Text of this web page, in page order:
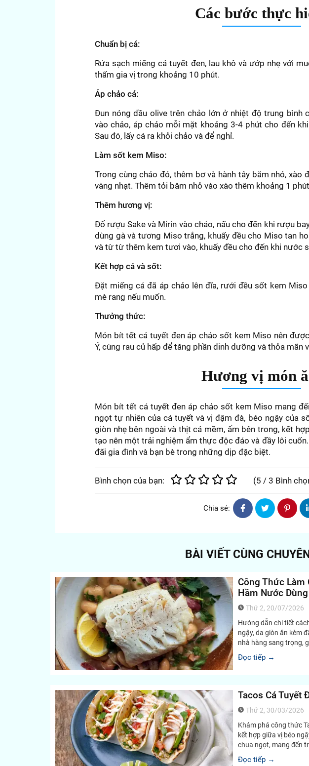
Các bước thực
Chuẩn bị cá:
Rửa sạch miếng cá tuyết đen, lau khô và ướp nhẹ với
thấm gia vị trong khoảng 10 phút.
Áp chảo cá:
Đun nóng dầu olive trên chảo lớn ở nhiệt độ trung bình
vào chảo, áp chảo mỗi mặt khoảng 3-4 phút cho đến
Sau đó, lấy cá ra khỏi chảo và để nghỉ.
Làm sốt kem Miso:
Trong cùng chảo đó, thêm bơ và hành tây băm nhỏ, xào
vàng nhạt. Thêm tỏi băm nhỏ vào xào thêm khoảng 1
Thêm hương vị:
Đổ rượu Sake và Mirin vào chảo, nấu cho đến khi rượu
dùng gà và tương Miso trắng, khuấy đều cho Miso tan
và từ từ thêm kem tươi vào, khuấy đều cho đến khi nước
Kết hợp cá và sốt:
Đặt miếng cá đã áp chảo lên đĩa, rưới đều sốt kem
mè rang nếu muốn.
Thưởng thức:
Món bít tết cá tuyết đen áp chảo sốt kem Miso nên
Ý, cùng rau củ hấp để tăng phần dinh dưỡng và thỏa mãn
Hương vị món
Món bít tết cá tuyết đen áp chảo sốt kem Miso mang
ngọt tự nhiên của cá tuyết và vị đậm đà, béo ngậy của
giòn nhẹ bên ngoài và thịt cá mềm, ẩm bên trong, kết
tạo nên một trải nghiệm ẩm thực độc đáo và đầy lôi
đãi gia đình và bạn bè trong những dịp đặc biệt.
Bình chọn của bạn: (5 / 3 Bình
Chia sẻ:
BÀI VIẾT CÙNG
Công Thức Làm
Hầm Nước Dùng
Thứ 2, 20/07/2026
Hướng dẫn chi tiết
ngậy, da giòn ăn kèm
nhà hàng sang trọng,
Đọc tiếp →
Tacos Cá Tuyết
Thứ 2, 30/03/2026
Khám phá công thức
kết hợp giữa vị béo
chua ngọt, mang đến
Đọc tiếp →